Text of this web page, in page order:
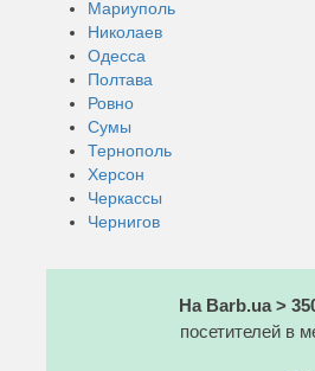
Мариуполь
Николаев
Одесса
Полтава
Ровно
Сумы
Тернополь
Херсон
Черкассы
Чернигов
На Barb.ua >
посетителей в